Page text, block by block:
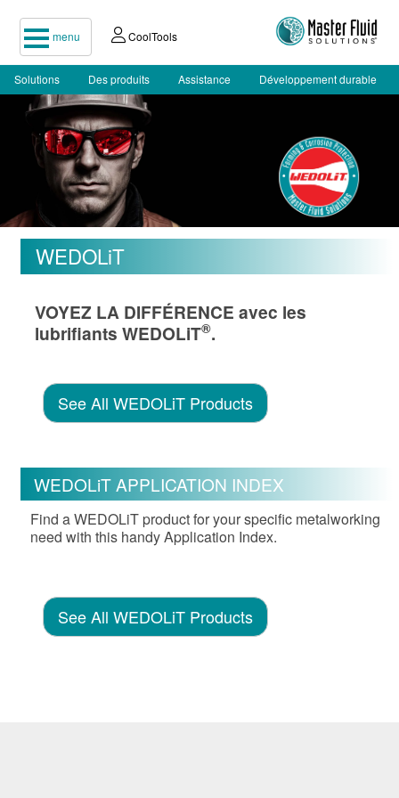
menu CoolTools
Solutions Des produits Assistance Développement durable
WEDOLiT
VOYEZ LA DIFFÉRENCE avec les
lubrifiants WEDOLiT®.
See All WEDOLiT Products
WEDOLiT APPLICATION INDEX
Find a WEDOLiT product for your specific metalworking
need with this handy Application Index.
See All WEDOLiT Products